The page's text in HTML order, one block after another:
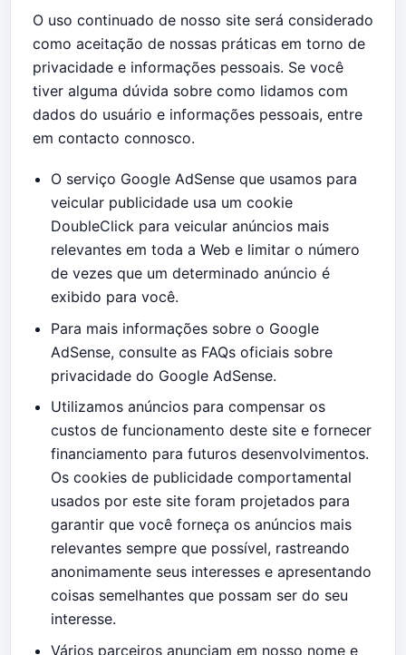
O uso continuado de nosso site será considerado
como aceitação de nossas práticas em torno de
privacidade e informações pessoais. Se você
tiver alguma dúvida sobre como lidamos com
dados do usuário e informações pessoais, entre
em contacto connosco.
O serviço Google AdSense que usamos para
veicular publicidade usa um cookie
DoubleClick para veicular anúncios mais
relevantes em toda a Web e limitar o número
de vezes que um determinado anúncio é
exibido para você.
Para mais informações sobre o Google
AdSense, consulte as FAQs oficiais sobre
privacidade do Google AdSense.
Utilizamos anúncios para compensar os
custos de funcionamento deste site e fornecer
financiamento para futuros desenvolvimentos.
Os cookies de publicidade comportamental
usados ​​por este site foram projetados para
garantir que você forneça os anúncios mais
relevantes sempre que possível, rastreando
anonimamente seus interesses e apresentando
coisas semelhantes que possam ser do seu
interesse.
Vários parceiros anunciam em nosso nome e